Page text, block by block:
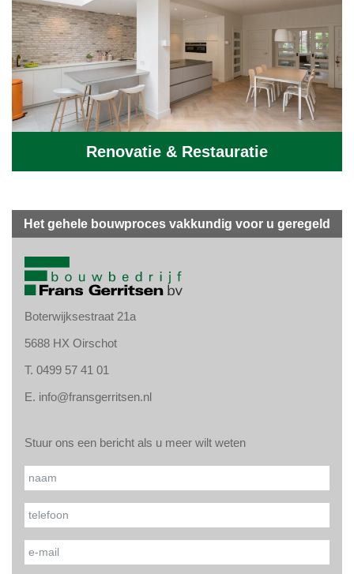
Renovatie & Restauratie
Het gehele bouwproces vakkundig voor u geregeld
Boterwijksestraat 21a
5688 HX Oirschot
T. 0499 57 41 01
E. info@fransgerritsen.nl
Stuur ons een bericht als u meer wilt weten
dit veld
laten.
Naam*
Uw telefoonnummer*
Uw e-mailadres*